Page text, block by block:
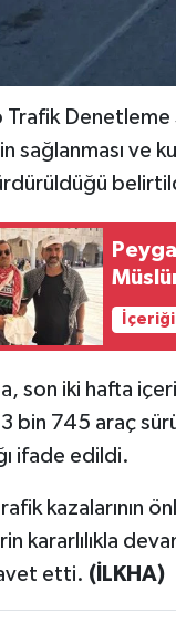
Denetleme
sağlanması ve
son iki hafta
bin 745 araç
ifade edildi.
kazalarının
kararlılıkla
etti. (İLKHA)